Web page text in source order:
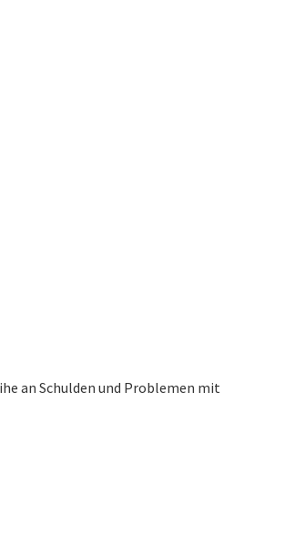
an Schulden und Problemen mit